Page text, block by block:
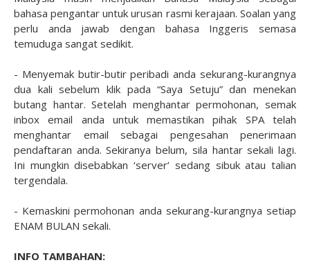
bahasa pengantar untuk urusan rasmi kerajaan. Soalan yang
perlu anda jawab dengan bahasa Inggeris semasa
temuduga sangat sedikit.
- Menyemak butir-butir peribadi anda sekurang-kurangnya
dua kali sebelum klik pada “Saya Setuju” dan menekan
butang hantar. Setelah menghantar permohonan, semak
inbox email anda untuk memastikan pihak SPA telah
menghantar email sebagai pengesahan penerimaan
pendaftaran anda. Sekiranya belum, sila hantar sekali lagi.
Ini mungkin disebabkan ‘server’ sedang sibuk atau talian
tergendala.
- Kemaskini permohonan anda sekurang-kurangnya setiap
ENAM BULAN sekali.
INFO TAMBAHAN: